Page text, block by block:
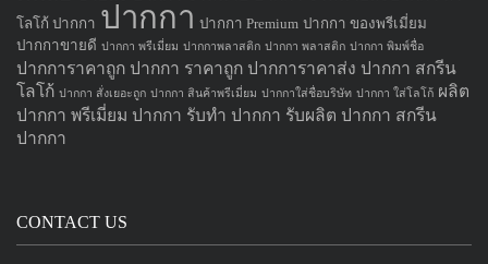
โลโก้ ปากกา ปากกา ปากกา Premium ปากกา ของพรีเมี่ยม
ปากกาขายดี ปากกา พรีเมี่ยม ปากกาพลาสติก ปากกา พลาสติก ปากกา พิมพ์ชื่อ
ปากการาคาถูก ปากกา ราคาถูก ปากการาคาส่ง ปากกา สกรีน
โลโก้ ปากกา สั่งเยอะถูก ปากกา สินค้าพรีเมี่ยม ปากกาใส่ชื่อบริษัท ปากกา ใส่โลโก้ ผลิต
ปากกา พรีเมี่ยม ปากกา รับทำ ปากกา รับผลิต ปากกา สกรีน
ปากกา
CONTACT US